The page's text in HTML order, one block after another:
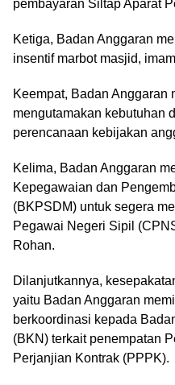
pembayaran Siltap Aparat
Ketiga, Badan Anggaran
insentif marbot masjid,
Keempat, Badan Anggaran
mengutamakan kebutuhan
perencanaan kebijakan
Kelima, Badan Anggaran
Kepegawaian dan
(BKPSDM) untuk segera
Pegawai Negeri Sipil
Rohan.
Dilanjutkannya,
yaitu Badan Anggaran
berkoordinasi kepada
(BKN) terkait penempatan
Perjanjian Kontrak (PPPK).